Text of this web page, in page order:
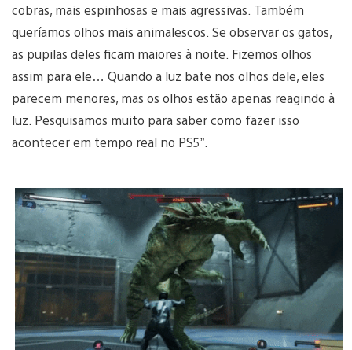
cobras, mais espinhosas e mais agressivas. Também
queríamos olhos mais animalescos. Se observar os gatos,
as pupilas deles ficam maiores à noite. Fizemos olhos
assim para ele… Quando a luz bate nos olhos dele, eles
parecem menores, mas os olhos estão apenas reagindo à
luz. Pesquisamos muito para saber como fazer isso
acontecer em tempo real no PS5”.